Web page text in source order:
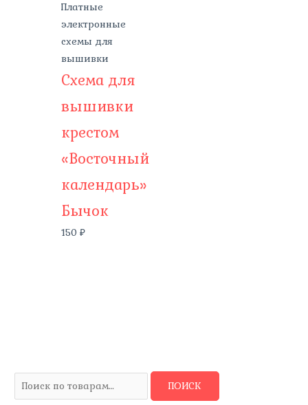
Платные
электронные
схемы для
вышивки
Схема для
вышивки
крестом
«Восточный
календарь»
Бычок
150₽
с
ПОИСК